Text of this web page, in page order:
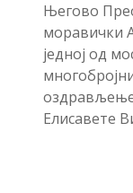
Његово
моравички
једној од
Елисавете